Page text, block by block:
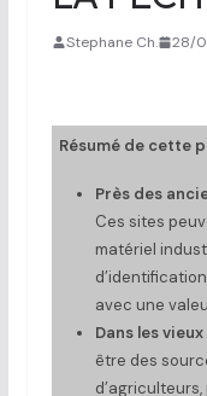
Stephane Ch. 28/
Résumé de cette
Près des
Ces sites
matériel
avec une
Dans les
être des